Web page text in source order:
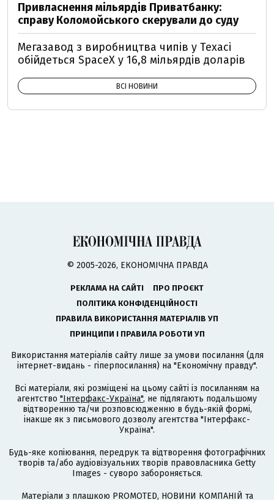
Привласнення мільярдів Приватбанку:
справу Коломойського скерували до суду
Мегазавод з виробництва чипів у Техасі
обійдеться SpaceX у 16,8 мільярдів доларів
ВСІ НОВИНИ
© 2005-2026, ЕКОНОМІЧНА ПРАВДА
РЕКЛАМА НА САЙТІ
ПРО ПРОЄКТ
ПОЛІТИКА КОНФІДЕНЦІЙНОСТІ
ПРАВИЛА ВИКОРИСТАННЯ МАТЕРІАЛІВ УП
ПРИНЦИПИ І ПРАВИЛА РОБОТИ УП
Використання матеріалів сайту лише за умови посилання (для
інтернет-видань - гіперпосилання) на "Економічну правду".
Всі матеріали, які розміщені на цьому сайті із посиланням на
агентство "Інтерфакс-Україна", не підлягають подальшому
відтворенню та/чи розповсюдженню в будь-якій формі,
інакше як з письмового дозволу агентства "Інтерфакс-
Україна".
Будь-яке копіювання, передрук та відтворення фотографічних
творів та/або аудіовізуальних творів правовласника Getty
Images - суворо забороняється.
Матеріали з плашкою PROMOTED, НОВИНИ КОМПАНІЙ та